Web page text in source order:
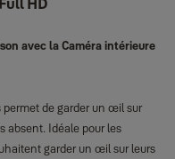
HD
avec la Caméra intérieure
permet de garder un œil sur
absent. Idéale pour les
garder un œil sur leurs